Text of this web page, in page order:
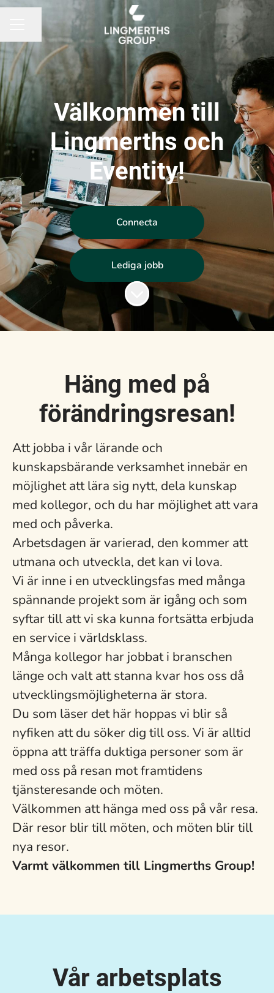
KARRIÄRMENY
Dela sidan
Välkommen till
Lingmerths och
Eventity!
Connecta
Lediga jobb
Skrolla för mer innehåll
Häng med på
förändringsresan!
Att jobba i vår lärande och
kunskapsbärande verksamhet innebär en
möjlighet att lära sig nytt, dela kunskap
med kollegor, och du har möjlighet att vara
med och påverka.
Arbetsdagen är varierad, den kommer att
utmana och utveckla, det kan vi lova.
Vi är inne i en utvecklingsfas med många
spännande projekt som är igång och som
syftar till att vi ska kunna fortsätta erbjuda
en service i världsklass.
Många kollegor har jobbat i branschen
länge och valt att stanna kvar hos oss då
utvecklingsmöjligheterna är stora.
Du som läser det här hoppas vi blir så
nyfiken att du söker dig till oss. Vi är alltid
öppna att träffa duktiga personer som är
med oss på resan mot framtidens
tjänsteresande och möten.
Välkommen att hänga med oss på vår resa.
Där resor blir till möten, och möten blir till
nya resor.
Varmt välkommen till Lingmerths Group!
Vår arbetsplats